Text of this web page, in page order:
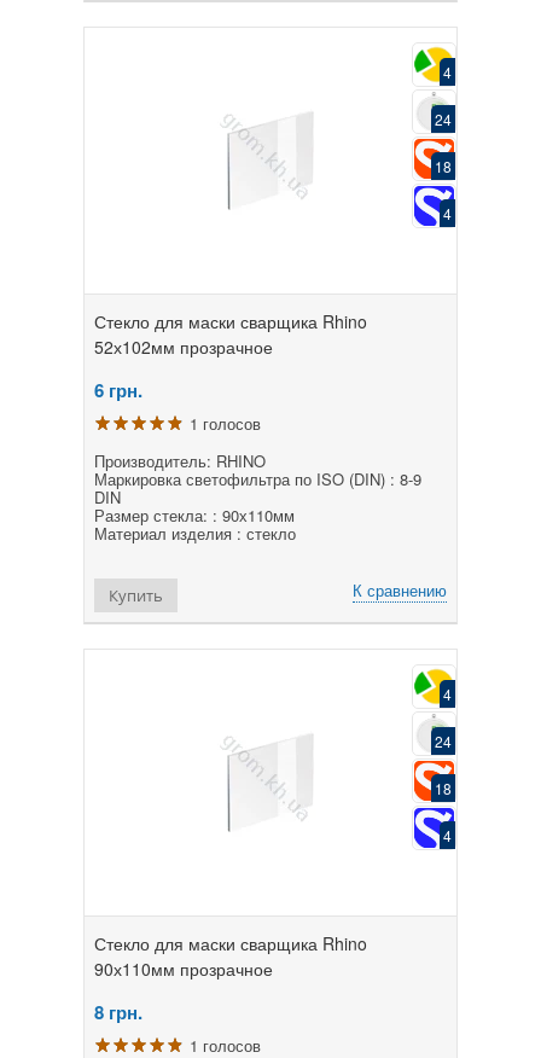
4
24
18
4
Стекло для маски сварщика Rhino
52х102мм прозрачное
6 грн.
1 голосов
Производитель: RHINO
Маркировка светофильтра по ISO (DIN) : 8-9
DIN
Размер стекла: : 90х110мм
Материал изделия : стекло
К сравнению
Купить
4
24
18
4
Стекло для маски сварщика Rhino
90х110мм прозрачное
8 грн.
1 голосов